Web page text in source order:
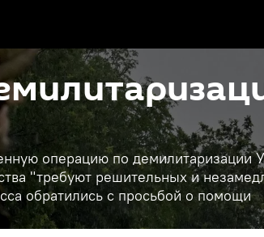
операцию по демилитаризации
"требуют решительных и
обратились с просьбой о помощи